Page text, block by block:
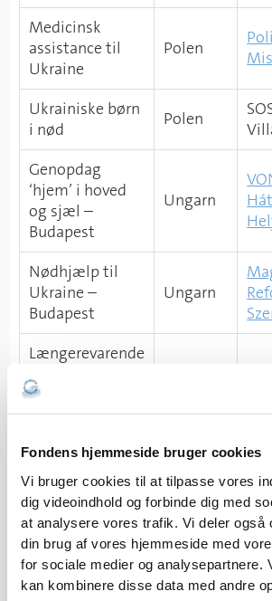
Fondens hjemmeside bruger cookies
Vi bruger cookies til at tilpasse vores
dig videoindhold og forbinde dig med
at analysere vores trafik. Vi deler også
din brug af vores hjemmeside med
for sociale medier og analysepartnere.
kan kombinere disse data med andre
Medicinsk
assistance til
Ukraine
Polen
Ukrainiske børn
i nød
Polen
Genopdag
‘hjem’ i hoved
og sjæl –
Budapest
Ungarn
Nødhjælp til
Ukraine –
Budapest
Ungarn
Længerevarende
aktiviteter for
flygtninge fra
Ukraine
Hjælp
tilUkrainske
flygtninge i
Slovakiet
Slovakiet
n.o.
Hjælp til
flygtninge i
St